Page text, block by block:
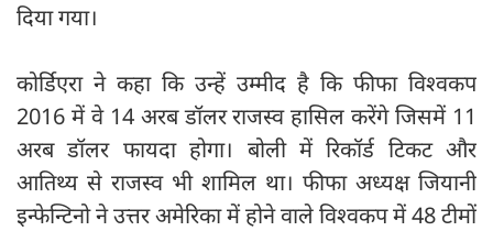
दिया गया।
कोर्डिएरा ने कहा कि उन्हें उम्मीद है कि फीफा विश्वकप
2016 में वे 14 अरब डॉलर राजस्व हासिल करेंगे जिसमें 11
अरब डॉलर फायदा होगा। बोली में रिकॉर्ड टिकट और
आतिथ्य से राजस्व भी शामिल था। फीफा अध्यक्ष जियानी
इन्फेन्टिनो ने उत्तर अमेरिका में होने वाले विश्वकप में 48 टीमों